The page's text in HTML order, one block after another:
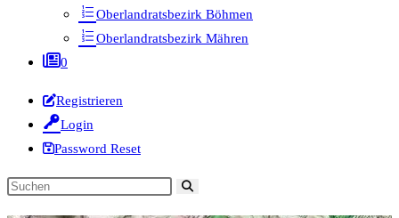
Oberlandratsbezirk Böhmen
Oberlandratsbezirk Mähren
0
Registrieren
Login
Password Reset
Diese